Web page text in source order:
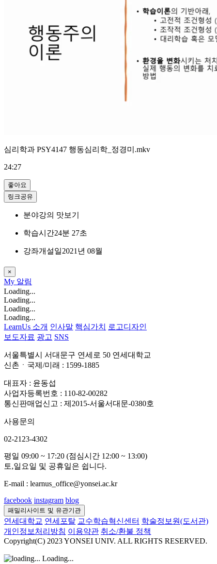
심리학과 PSY4147 행동심리학_정경미.mkv
24:27
좋아요
링크공유
분야강의 맛보기
학습시간24분 27초
강좌개설일2021년 08월
×
My 알림
Loading...
Loading...
Loading...
Loading...
LearnUs 소개 인사말 핵심가치
로고디자인
보도자료 광고 SNS
서울특별시 서대문구 연세로 50 연세대학교
신촌ㆍ국제/미래 : 1599-1885
대표자 : 윤동섭
사업자등록번호 : 110-82-00282
통신판매업신고 : 제2015-서울서대문-0380호
사용문의
02-2123-4302
평일 09:00 ~ 17:20 (점심시간 12:00 ~ 13:00)
토,일요일 및 공휴일은 쉽니다.
E-mail : learnus_office@yonsei.ac.kr
facebook instagram blog
패밀리사이트 및 유관기관
연세대학교 연세포탈 교수학습혁신센터 학술정보원(도서관)
개인정보처리방침 이용약관 취소/환불 정책
Copyright(C) 2023 YONSEI UNIV. ALL RIGHTS RESERVED.
Loading...